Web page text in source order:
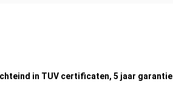
in TUV certificaten, 5 jaar garantie